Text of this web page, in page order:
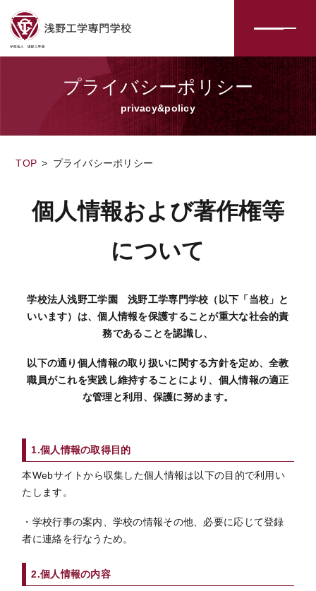
プライバシーポリシー
privacy&policy
TOP プライバシーポリシー
個人情報および著作権等
について
学校法人浅野工学園 浅野工学専門学校（以下「当校」と
いいます）は、個人情報を保護することが重大な社会的責
務であることを認識し、
以下の通り個人情報の取り扱いに関する方針を定め、全教
職員がこれを実践し維持することにより、個人情報の適正
な管理と利用、保護に努めます。
1.個人情報の取得目的
本Webサイトから収集した個人情報は以下の目的で利用い
たします。
・学校行事の案内、学校の情報その他、必要に応じて登録
者に連絡を行なうため。
2.個人情報の内容